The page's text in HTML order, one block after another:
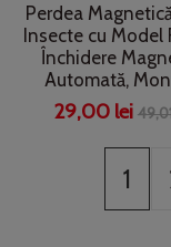
Perdea
Insecte cu Model
Închidere
Automată,
29,00 lei
1